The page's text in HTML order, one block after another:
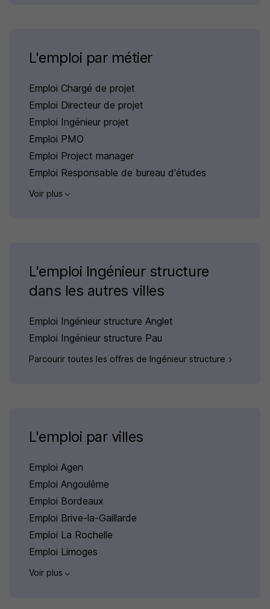
L'emploi par métier
Emploi Chargé de projet
Emploi Directeur de projet
Emploi Ingénieur projet
Emploi PMO
Emploi Project manager
Emploi Responsable de bureau d'études
Voir plus
L'emploi Ingénieur structure
dans les autres villes
Emploi Ingénieur structure Anglet
Emploi Ingénieur structure Pau
Parcourir toutes les offres de Ingénieur structure
L'emploi par villes
Emploi Agen
Emploi Angoulême
Emploi Bordeaux
Emploi Brive-la-Gaillarde
Emploi La Rochelle
Emploi Limoges
Voir plus